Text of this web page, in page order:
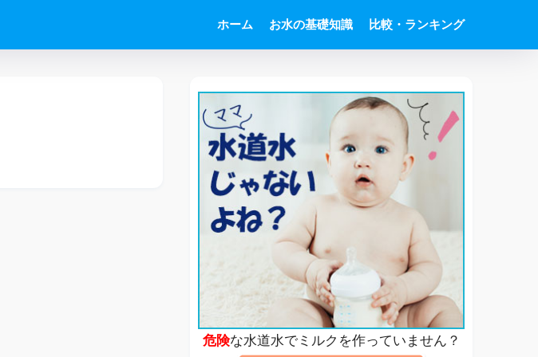
ホーム お水の基礎知識 比較・ランキング
危険な水道水でミルクを作っていません？